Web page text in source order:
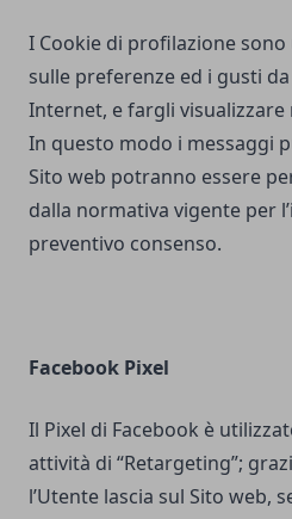
I Cookie di profilazione
sulle preferenze ed i gusti
Internet, e fargli
In questo modo i messaggi
Sito web potranno essere
dalla normativa vigente per
preventivo consenso.
Facebook Pixel
Il Pixel di Facebook è
attività di “Retargeting”;
l’Utente lascia sul Sito web,